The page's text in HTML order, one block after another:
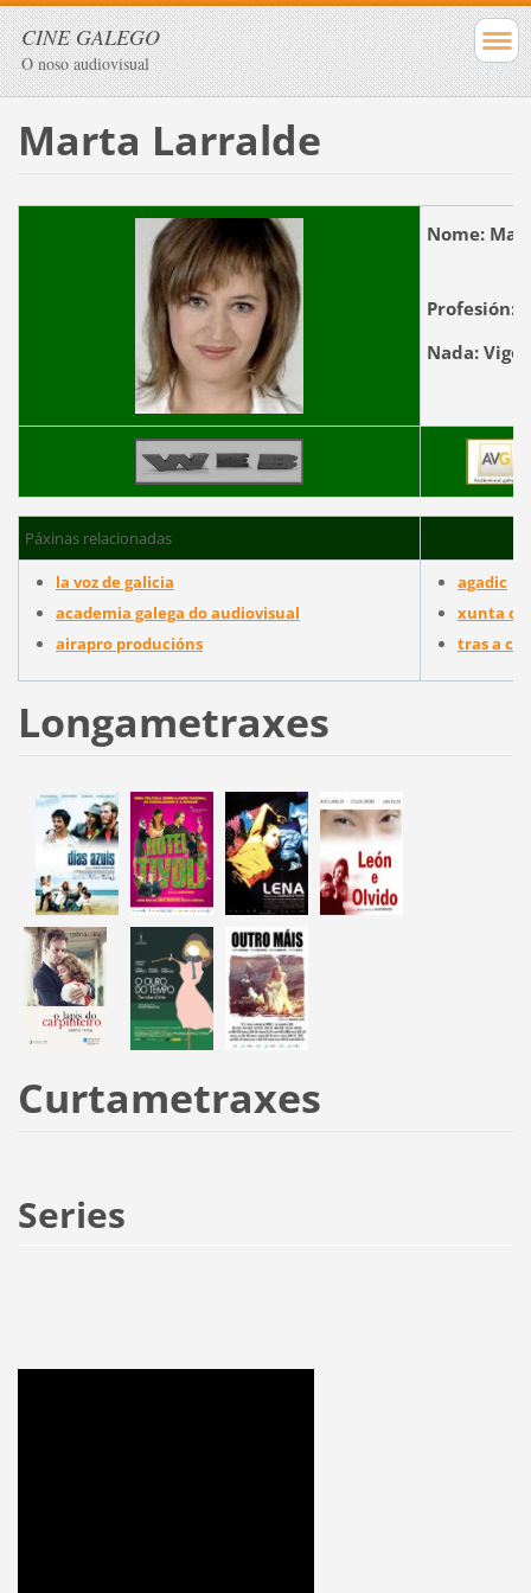
CINE GALEGO
O noso audiovisual
Marta Larralde
Nome:
Profesión:
Nada:
Páxinas relacionadas
la voz de galicia
academia galega do audiovisual
airapro producións
agadic
xunta de
tras a
Longametraxes
Curtametraxes
Series